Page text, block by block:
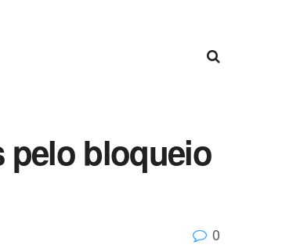
pelo bloqueio
0